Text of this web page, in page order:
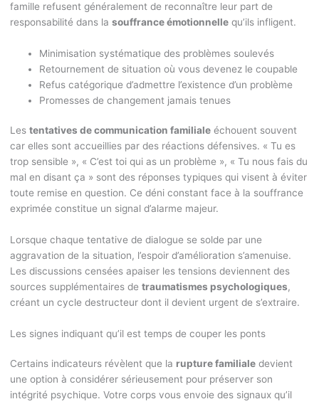
famille refusent généralement de reconnaître leur part de
responsabilité dans la souffrance émotionnellequ’ils infligent.
Minimisation systématique des problèmes soulevés
Retournement de situation où vous devenez le coupable
Refus catégorique d’admettre l’existence d’un problème
Promesses de changement jamais tenues
Les tentatives de communication familialeéchouent souvent
car elles sont accueillies par des réactions défensives. « Tu es
trop sensible », « C’est toi qui as un problème », « Tu nous fais du
mal en disant ça » sont des réponses typiques qui visent à éviter
toute remise en question. Ce déni constant face à la souffrance
exprimée constitue un signal d’alarme majeur.
Lorsque chaque tentative de dialogue se solde par une
aggravation de la situation, l’espoir d’amélioration s’amenuise.
Les discussions censées apaiser les tensions deviennent des
sources supplémentaires de traumatismes psychologiques,
créant un cycle destructeur dont il devient urgent de s’extraire.
Les signes indiquant qu’il est temps de couper les ponts
Certains indicateurs révèlent que la rupture familialedevient
une option à considérer sérieusement pour préserver son
intégrité psychique. Votre corps vous envoie des signaux qu’il